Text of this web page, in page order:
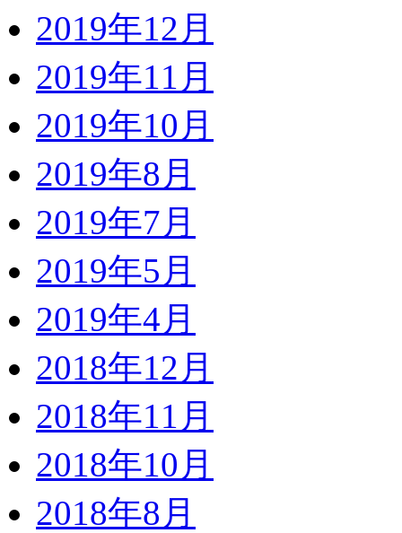
2019年12月
2019年11月
2019年10月
2019年8月
2019年7月
2019年5月
2019年4月
2018年12月
2018年11月
2018年10月
2018年8月